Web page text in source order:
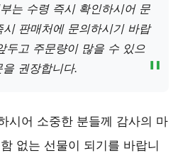
는 수령 즉시 확인하시어 문
판매처에 문의하시기 바랍
두고 주문량이 많을 수 있으
권장합니다.
시어 소중한 분들께 감사의 마
없는 선물이 되기를 바랍니